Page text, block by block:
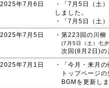
2025年7月6日
・「7月5日（土
しました。
・「7月5日（土
2025年7月5日
・第223回の川
(7月5日（土）七
次回(8月2日)の
2025年7月1日
・「今月・来月
トップページの
BGMを更新し